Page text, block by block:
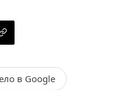
в Google